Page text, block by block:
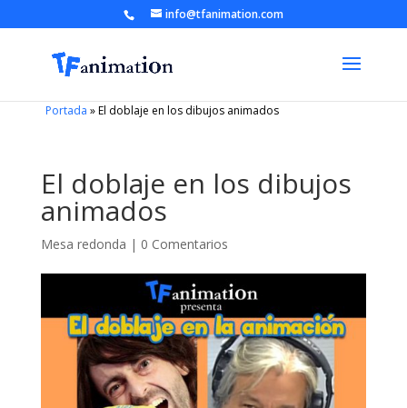
info@tfanimation.com
Portada »El doblaje en los dibujos animados
El doblaje en los dibujos
animados
Mesa redonda | 0 Comentarios